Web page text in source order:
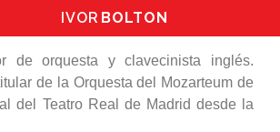
IVOR BOLTON
de orquesta y clavecinista inglés.
de la Orquesta del Mozarteum de
del Teatro Real de Madrid desde la